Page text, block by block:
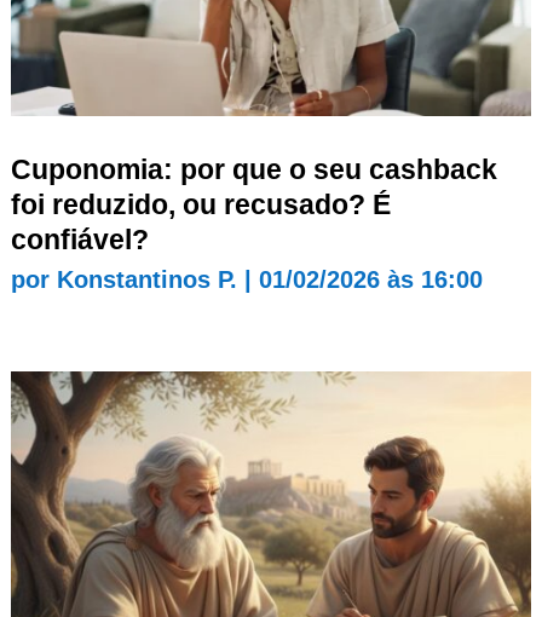
Cuponomia: por que o seu cashback
foi reduzido, ou recusado? É
confiável?
por Konstantinos P. 01/02/2026 às 16:00